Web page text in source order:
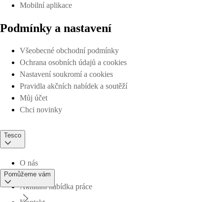
Mobilní aplikace
Podmínky a nastavení
Všeobecné obchodní podmínky
Ochrana osobních údajů a cookies
Nastavení soukromí a cookies
Pravidla akčních nabídek a soutěží
Můj účet
Chci novinky
Tesco
O nás
Aktuální nabídka práce
Pomůžeme vám